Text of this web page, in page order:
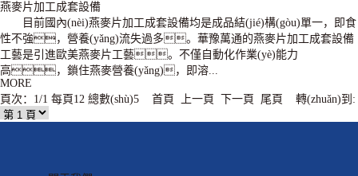
燕麥片加工成套設備
目前國內(nèi)燕麥片加工成套設備均是成品結(jié)構(gòu)單一，即食
性不強，營養(yǎng)流失過多。華豫萬通的燕麥片加工成套設備
工藝是引進歐美燕麥片工藝。不僅自動化作業(yè)能力
高，鎖住燕麥營養(yǎng)，即溶...
MORE
頁次：1/1 每頁12 總數(shù)5 首頁 上一頁 下一頁 尾頁 轉(zhuǎn)到: